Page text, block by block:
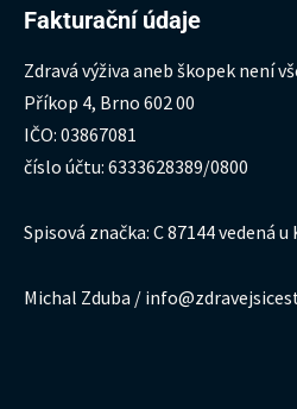
Fakturační údaje
Zdravá výživa aneb škopek není
Příkop 4, Brno 602 00
IČO: 03867081
číslo účtu: 6333628389/0800
Spisová značka: C 87144 vedená
Michal Zduba /